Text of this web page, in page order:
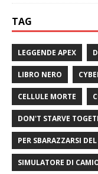
TAG
LEGGENDE APEX
LIBRO NERO
CELLULE MORTE
DON'T STARVE
PER SBARAZZARSI
SIMULATORE DI